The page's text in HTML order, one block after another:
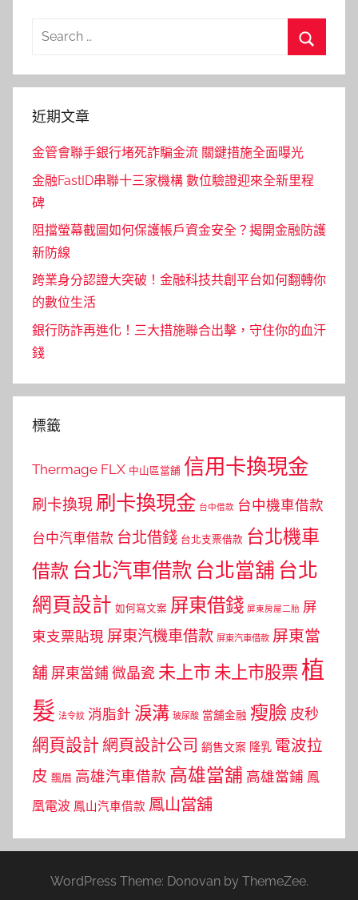
Search
近期文章
金管會聯手銀行堵死詐騙金流 關鍵措施全面曝光
金融FastID串聯十三家機構 數位驗證迎來全新里程
碑
阻擋螢幕截圖如何保護帳戶資金安全？揭開金融防護
新防線
跨業身分認證大突破！金融科技共創平台如何翻轉你
的數位生活
銀行防詐再進化！三大措施聯合出擊，守住你的血汗
錢
標籤
Thermage FLX 中山區當舖 信用卡換現金
刷卡換現 刷卡換現金 台中借款 台中機車借款
台中汽車借款 台北借錢 台北支票借款 台北機車
借款 台北汽車借款 台北當舖 台北
網頁設計 如何寫文案 屏東借錢 屏東房屋二胎 屏
東支票貼現 屏東汽機車借款 屏東汽車借款 屏東當
舖 屏東當鋪 微晶瓷 未上市 未上市股票植
髮 法令紋 消脂針 淚溝 玻尿酸 當舖金融 瘦臉 皮秒
網頁設計 網頁設計公司 銷售文案 隆乳 電波拉
皮 飄眉 高雄汽車借款 高雄當舖 高雄當鋪 鳳
凰電波 鳳山汽車借款 鳳山當舖
WordPress Theme: Donovan by ThemeZee.